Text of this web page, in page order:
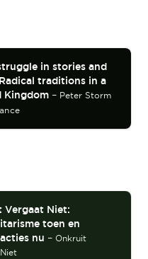
in stories and
traditions in a
Kingdom – Peter Storm
Vergaat Niet:
toen en
nu – Onkruit